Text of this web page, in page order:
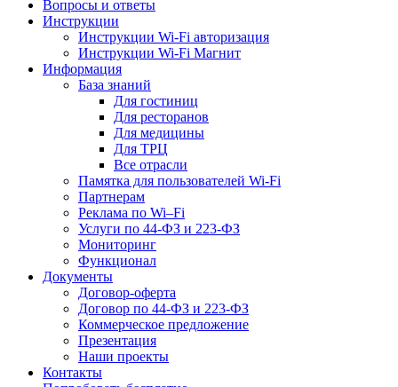
Вопросы и ответы
Инструкции
Инструкции Wi-Fi авторизация
Инструкции Wi-Fi Магнит
Информация
База знаний
Для гостиниц
Для ресторанов
Для медицины
Для ТРЦ
Все отрасли
Памятка для пользователей Wi-Fi
Партнерам
Реклама по Wi–Fi
Услуги по 44-ФЗ и 223-ФЗ
Мониторинг
Функционал
Документы
Договор-оферта
Договор по 44-ФЗ и 223-ФЗ
Коммерческое предложение
Презентация
Наши проекты
Контакты